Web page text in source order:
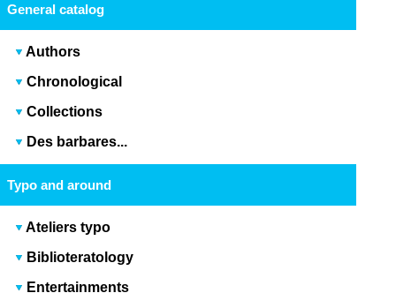
General catalog
Authors
Chronological
Collections
Des barbares...
Typo and around
Ateliers typo
Biblioteratology
Entertainments